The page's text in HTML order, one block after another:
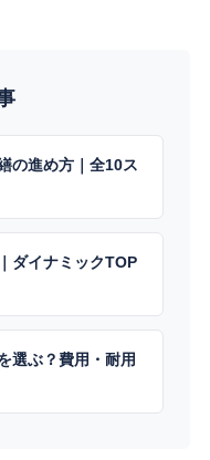
の進め方｜全10ス
ダイナミックTOP
選ぶ？費用・耐用